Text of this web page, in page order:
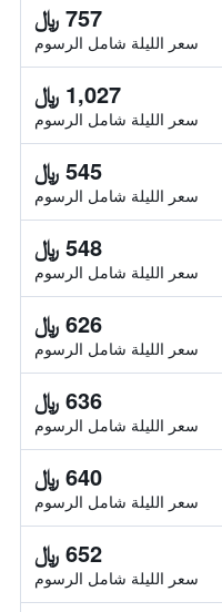
757 ﷼
سعر الليلة شامل الرسوم
1,027 ﷼
سعر الليلة شامل الرسوم
545 ﷼
سعر الليلة شامل الرسوم
548 ﷼
سعر الليلة شامل الرسوم
626 ﷼
سعر الليلة شامل الرسوم
636 ﷼
سعر الليلة شامل الرسوم
640 ﷼
سعر الليلة شامل الرسوم
652 ﷼
سعر الليلة شامل الرسوم